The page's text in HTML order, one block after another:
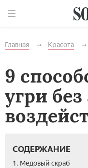
Главная Красота
9
угри
СОДЕРЖАНИЕ
1. Медовый скраб